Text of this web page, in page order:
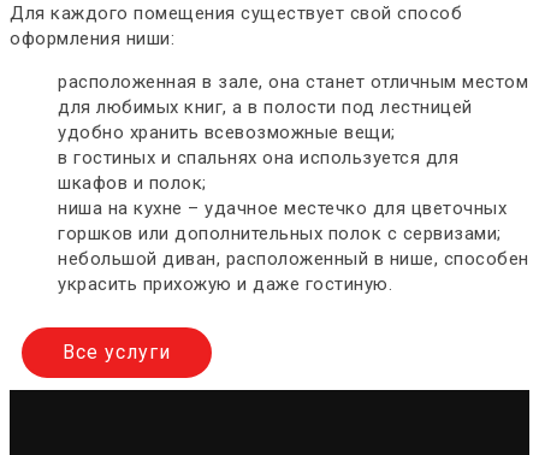
Для каждого помещения существует свой способ
оформления ниши:
расположенная в зале, она станет отличным местом
для любимых книг, а в полости под лестницей
удобно хранить всевозможные вещи;
в гостиных и спальнях она используется для
шкафов и полок;
ниша на кухне – удачное местечко для цветочных
горшков или дополнительных полок с сервизами;
небольшой диван, расположенный в нише, способен
украсить прихожую и даже гостиную.
Все услуги